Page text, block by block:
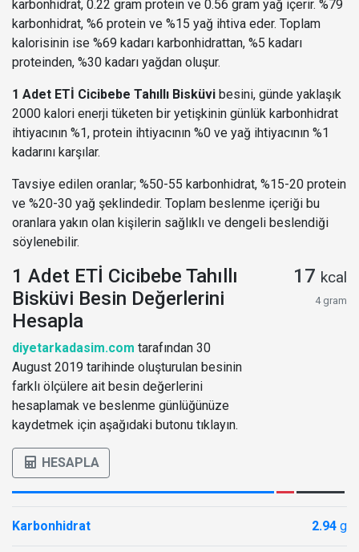
karbonhidrat, 0.22 gram protein ve 0.56 gram yağ içerir. %79
karbonhidrat, %6 protein ve %15 yağ ihtiva eder. Toplam
kalorisinin ise %69 kadarı karbonhidrattan, %5 kadarı
proteinden, %30 kadarı yağdan oluşur.
1 Adet ETİ Cicibebe Tahıllı Bisküvi besini, günde yaklaşık
2000 kalori enerji tüketen bir yetişkinin günlük karbonhidrat
ihtiyacının %1, protein ihtiyacının %0 ve yağ ihtiyacının %1
kadarını karşılar.
Tavsiye edilen oranlar; %50-55 karbonhidrat, %15-20 protein
ve %20-30 yağ şeklindedir. Toplam beslenme içeriği bu
oranlara yakın olan kişilerin sağlıklı ve dengeli beslendiği
söylenebilir.
1 Adet ETİ Cicibebe Tahıllı
Bisküvi Besin Değerlerini
Hesapla
diyetarkadasim.com tarafından 30
August 2019 tarihinde oluşturulan besinin
farklı ölçülere ait besin değerlerini
hesaplamak ve beslenme günlüğünüze
kaydetmek için aşağıdaki butonu tıklayın.
HESAPLA
17 kcal
4 gram
Karbonhidrat 2.94 g